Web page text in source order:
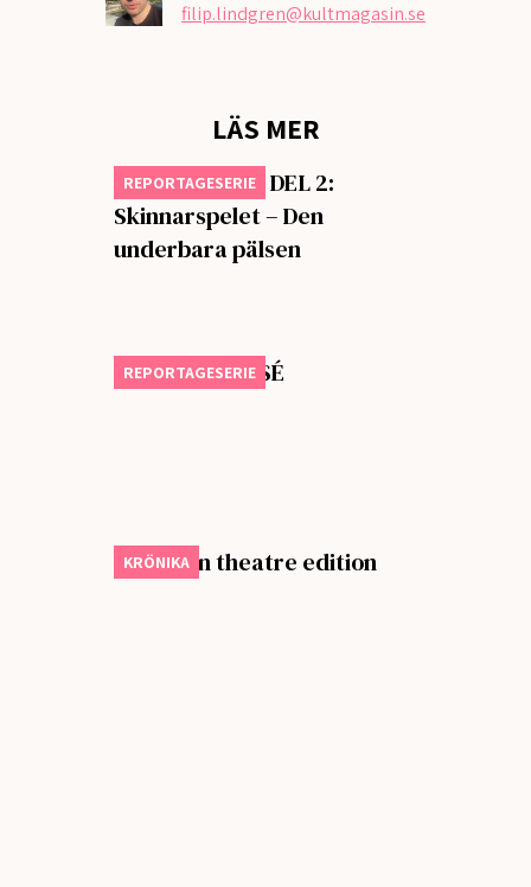
filip.lindgren@kultmagasin.se
LÄS MER
REPORTAGESERIE
En Dalaodyssé DEL 2:
Skinnarspelet – Den
underbara pälsen
REPORTAGESERIE
EN DALAODYSSÉ
KRÖNIKA
Ick-listan theatre edition